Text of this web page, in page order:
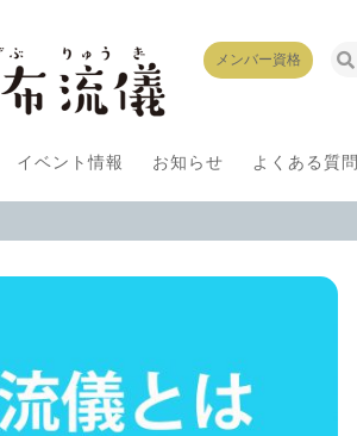
メンバー資格
イベント情報 お知らせ よくある質問